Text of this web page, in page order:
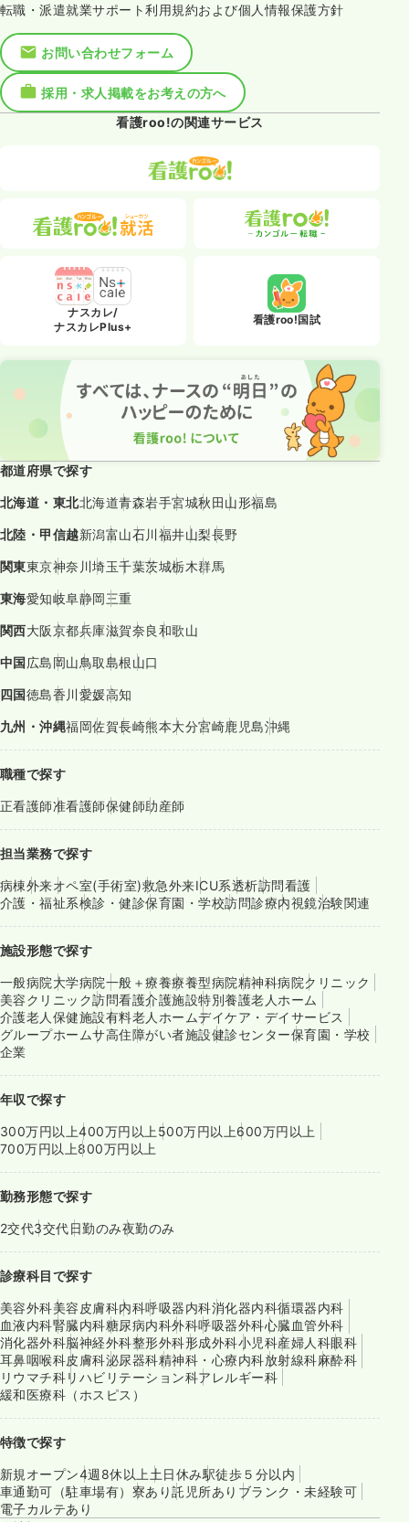
転職・派遣就業サポート利用規約および個人情報保護方針
お問い合わせフォーム
採用・求人掲載をお考えの方へ
看護roo!の関連サービス
ナスカレ/
ナスカレPlus+
看護roo!国試
都道府県で探す
北海道・東北北海道青森岩手宮城秋田山形福島
北陸・甲信越新潟富山石川福井山梨長野
関東東京神奈川埼玉千葉茨城栃木群馬
東海愛知岐阜静岡三重
関西大阪京都兵庫滋賀奈良和歌山
中国広島岡山鳥取島根山口
四国徳島香川愛媛高知
九州・沖縄福岡佐賀長崎熊本大分宮崎鹿児島沖縄
職種で探す
正看護師准看護師保健師助産師
担当業務で探す
病棟外来オペ室(手術室)救急外来ICU系透析訪問看護
介護・福祉系検診・健診保育園・学校訪問診療内視鏡治験関連
施設形態で探す
一般病院大学病院一般＋療養療養型病院精神科病院クリニック
美容クリニック訪問看護介護施設特別養護老人ホーム
介護老人保健施設有料老人ホームデイケア・デイサービス
グループホームサ高住障がい者施設健診センター保育園・学校
企業
年収で探す
300万円以上400万円以上 500万円以上600万円以上
700万円以上800万円以上
勤務形態で探す
2交代3交代日勤のみ夜勤のみ
診療科目で探す
美容外科美容皮膚科内科呼吸器内科消化器内科循環器内科
血液内科腎臓内科糖尿病内科外科呼吸器外科心臓血管外科
消化器外科脳神経外科整形外科形成外科小児科産婦人科眼科
耳鼻咽喉科皮膚科泌尿器科精神科・心療内科放射線科麻酔科
リウマチ科リハビリテーション科アレルギー科
緩和医療科（ホスピス）
特徴で探す
新規オープン4週8休以上 土日休み駅徒歩５分以内
車通勤可（駐車場有） 寮あり託児所あり ブランク・未経験可
電子カルテあり